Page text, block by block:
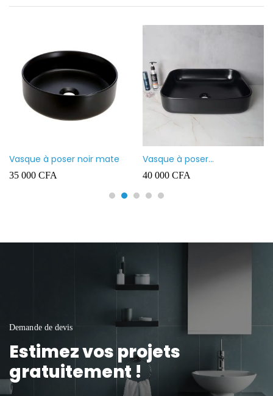
Vasque à poser noir mate
35 000 CFA
Vasque à poser
rectangulaire noir mate
40 000 CFA
Demande de devis
Estimez vos projets
gratuitement !